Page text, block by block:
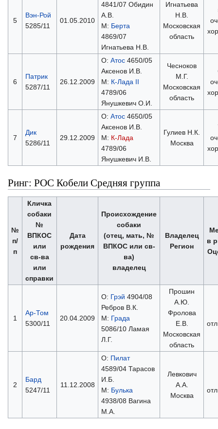
5
Вэн-Рой
5285/11
01.05.2010
4841/07 Обидин
А.В.
М: Берта
4869/07
Игнатьева Н.В.
Игнатьева
Н.В.
Московская
область
6
Патрик
5287/11
26.12.2009
О: Атос4650/05
Аксенов И.В.
М: К-Лада II
4789/06
Янушкевич О.И.
Чесноков
М.Г.
Московская
область
7
Дик
5286/11
29.12.2009
О: Атос4650/05
Аксенов И.В.
М: К-Лада
4789/06
Янушкевич И.В.
Гулиев Н.К.
Москва
Ринг: РОС Кобели Средняя группа
№
п/
п
Кличка
собаки
№
ВПКОС
или
св-ва
или
справки
Дата
рождения
Происхождение
собаки
(отец, мать, №
ВПКОС или св-
ва)
владелец
Владелец
Регион
в
1
Ар-Том
5300/11
20.04.2009
О: Грэй 4904/08
Ребров В.К.
М: Града
5086/10 Ламая
Л.Г.
Прошин
А.Ю.
Фролова
Е.В.
Московская
область
2
Бард
5247/11
11.12.2008
О: Пилат
4589/04 Тарасов
И.Б.
М: Булька
4938/08 Вагина
М.А.
Левкович
А.А.
Москва